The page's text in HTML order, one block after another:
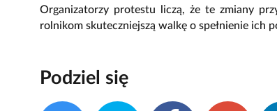
Organizatorzy protestu liczą, że te zmiany
rolnikom skuteczniejszą walkę o spełnienie ich
Podziel się